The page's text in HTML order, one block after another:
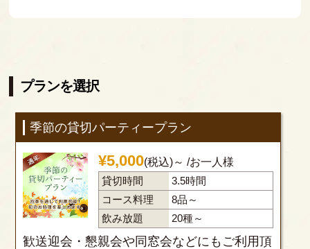
プランを選択
季節の貸切パーティープラン
¥5,000(税込)～ /お一人様
貸切時間
3.5時間
コース料理
8品～
飲み放題
20種～
歓送迎会・懇親会や同窓会などにもご利用頂